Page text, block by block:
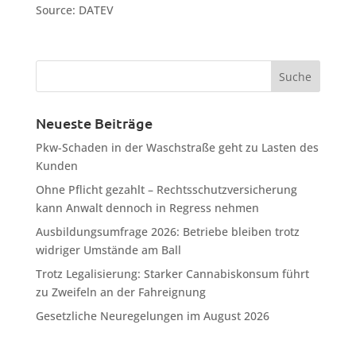
Source: DATEV
Neueste Beiträge
Pkw-Schaden in der Waschstraße geht zu Lasten des
Kunden
Ohne Pflicht gezahlt – Rechtsschutzversicherung
kann Anwalt dennoch in Regress nehmen
Ausbildungsumfrage 2026: Betriebe bleiben trotz
widriger Umstände am Ball
Trotz Legalisierung: Starker Cannabiskonsum führt
zu Zweifeln an der Fahreignung
Gesetzliche Neuregelungen im August 2026